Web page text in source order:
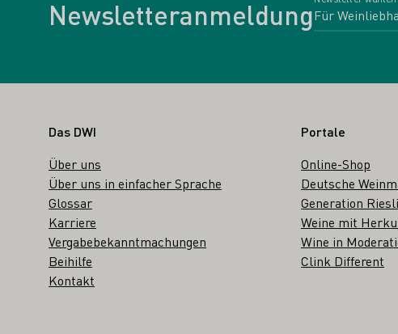
Newsletteranmeldung
Fußbereich
Das DWI
Über uns
Über uns in einfacher Sprache
Glossar
Karriere
Vergabebekanntmachungen
Beihilfe
Kontakt
Portale
Online-Shop
Deutsche
Generation
Weine mit
Wine in
Clink Different